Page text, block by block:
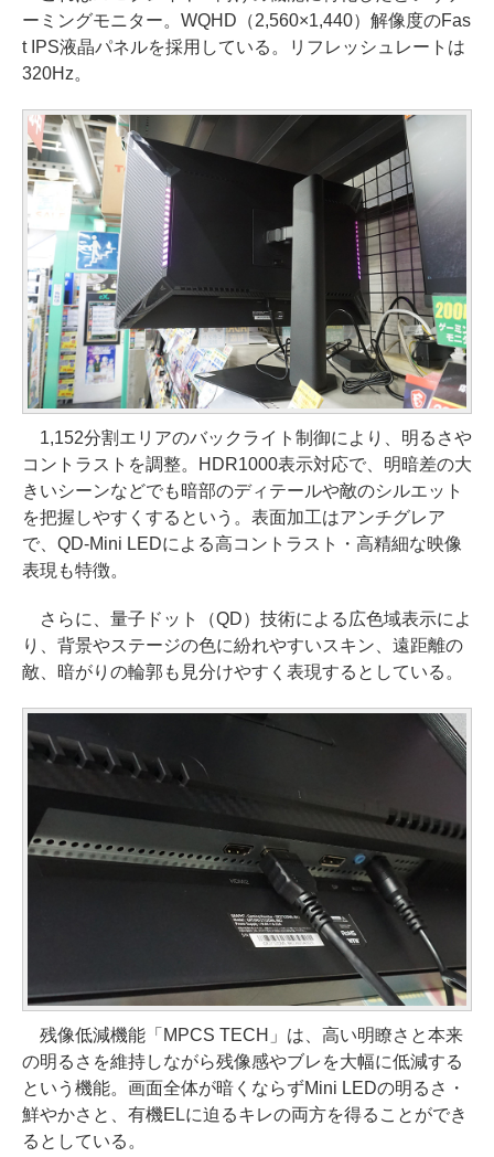
ーミングモニター。WQHD（2,560×1,440）解像度のFas
t IPS液晶パネルを採用している。リフレッシュレートは
320Hz。
1,152分割エリアのバックライト制御により、明るさや
コントラストを調整。HDR1000表示対応で、明暗差の大
きいシーンなどでも暗部のディテールや敵のシルエット
を把握しやすくするという。表面加工はアンチグレア
で、QD-Mini LEDによる高コントラスト・高精細な映像
表現も特徴。
さらに、量子ドット（QD）技術による広色域表示によ
り、背景やステージの色に紛れやすいスキン、遠距離の
敵、暗がりの輪郭も見分けやすく表現するとしている。
残像低減機能「MPCS TECH」は、高い明瞭さと本来
の明るさを維持しながら残像感やブレを大幅に低減する
という機能。画面全体が暗くならずMini LEDの明るさ・
鮮やかさと、有機ELに迫るキレの両方を得ることができ
るとしている。